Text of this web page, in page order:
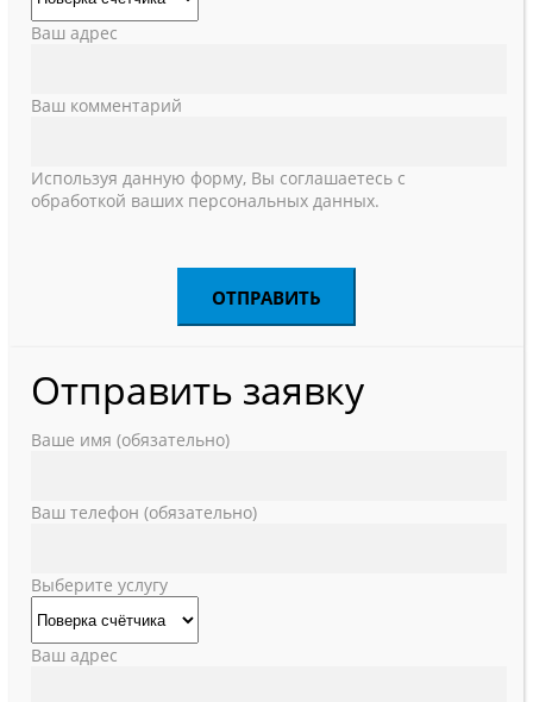
Ваш адрес
Ваш комментарий
Используя данную форму, Вы соглашаетесь с
обработкой ваших персональных данных.
Отправить заявку
Ваше имя (обязательно)
Ваш телефон (обязательно)
Выберите услугу
Ваш адрес